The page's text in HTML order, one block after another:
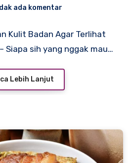
ada komentar
Kulit Badan Agar Terlihat
Siapa sih yang nggak mau…
Lebih Lanjut